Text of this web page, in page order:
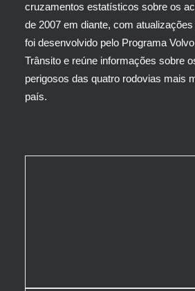
cruzamentos estatísticos sobre os
de 2007 em diante, com
foi desenvolvido pelo Programa
Trânsito e reúne informações sobre
perigosos das quatro rodovias mais
país.